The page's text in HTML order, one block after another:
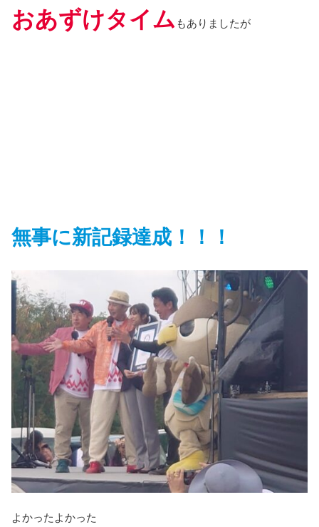
おあずけタイム もありましたが
無事に新記録達成！！！
よかったよかった